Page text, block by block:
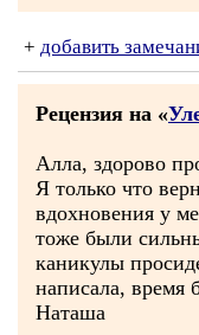
+ добавить
Рецензия на «
Алла, здорово
Я только что
вдохновения у
тоже были
каникулы
написала, время
Наташа